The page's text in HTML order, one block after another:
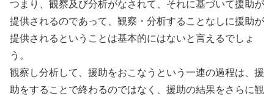
つまり、観察及び分析がなされて、それに基づいて援助が
提供されるのであって、観察・分析することなしに援助が
提供されるということは基本的にはないと言えるでしょ
う。
観察し分析して、援助をおこなうという一連の過程は、援
助をすることで終わるのではなく、援助の結果をさらに観